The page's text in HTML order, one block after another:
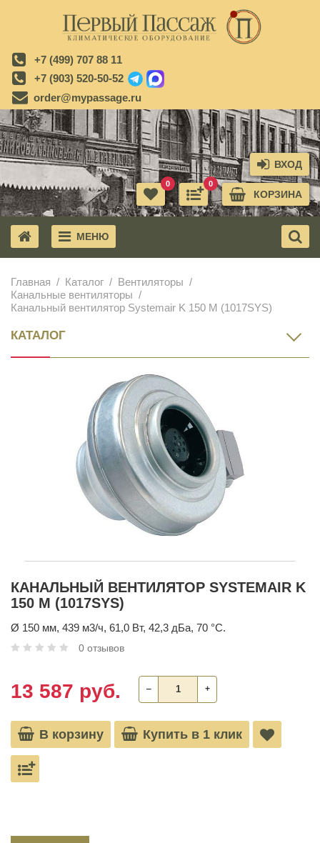
+7 (499) 707 88 11
+7 (903) 520-50-52
order@mypassage.ru
ВХОД
КОРЗИНА
0
0
МЕНЮ
Главная Каталог
Вентиляторы
Канальные вентиляторы
Канальный вентилятор Systemair K 150 M (1017SYS)
КАТАЛОГ
КАНАЛЬНЫЙ ВЕНТИЛЯТОР SYSTEMAIR K
150 M (1017SYS)
Ø 150 мм, 439 м3/ч, 61,0 Вт, 42,3 дБа, 70 °С.
0 отзывов
13 587 руб. ‒ +
В корзину Купить в 1 клик